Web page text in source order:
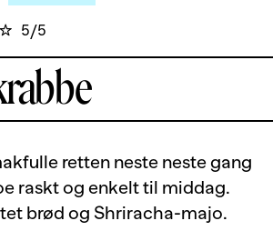
5/5
retten neste neste gang
raskt og enkelt til middag.
brød og Shriracha-majo.